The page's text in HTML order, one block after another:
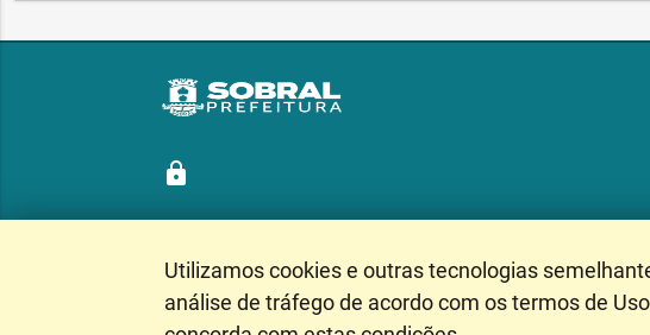
lock
Siga nossas redes sociais
Utilizamos cookies e outras tecnologias
análise de tráfego de acordo com os termos de